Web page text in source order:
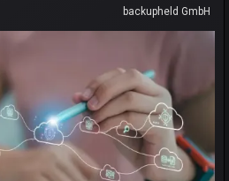
backupheld GmbH